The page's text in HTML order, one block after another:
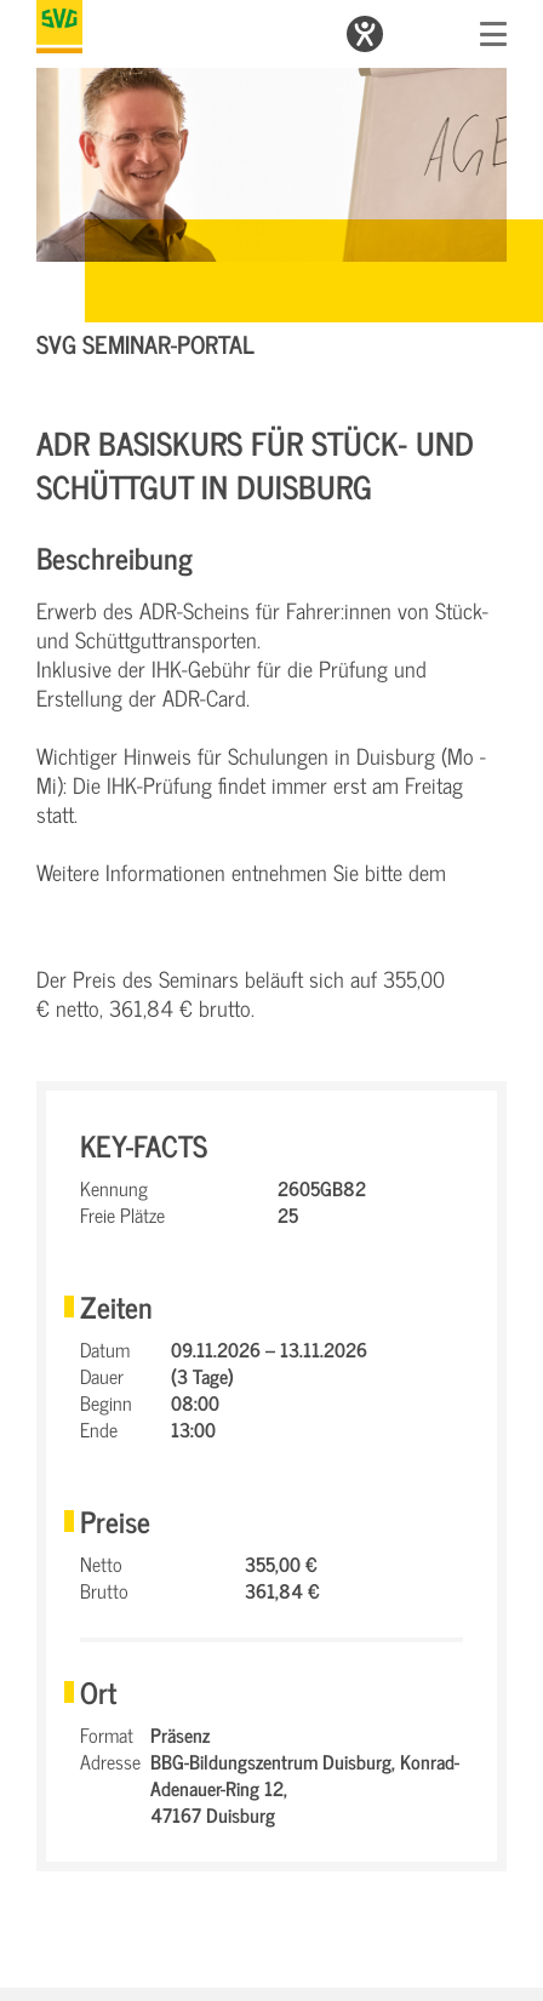
SVG SEMINAR-PORTAL
ADR BASISKURS FÜR STÜCK- UND
SCHÜTTGUT IN DUISBURG
Beschreibung
Erwerb des ADR-Scheins für Fahrer:innen von Stück-
und Schüttguttransporten.
Inklusive der IHK-Gebühr für die Prüfung und
Erstellung der ADR-Card.
Wichtiger Hinweis für Schulungen in Duisburg (Mo -
Mi): Die IHK-Prüfung findet immer erst am Freitag
statt.
Weitere Informationen entnehmen Sie bitte dem
Der Preis des Seminars beläuft sich auf 355,00
€ netto, 361,84 € brutto.
KEY-FACTS
Kennung
2605GB82
Freie Plätze
25
Zeiten
Datum
09.11.2026 – 13.11.2026
Dauer
(3 Tage)
Beginn
08:00
Ende
13:00
Preise
Netto
355,00 €
Brutto
361,84 €
Ort
Format Präsenz
Adresse BBG-Bildungszentrum Duisburg,Konrad-
Adenauer-Ring 12,
47167 Duisburg